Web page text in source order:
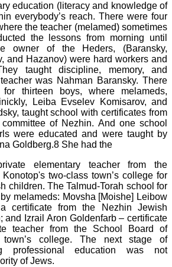
education (literacy and knowledge of
everybody’s reach. There were four
the teacher (melamed) sometimes
the lessons from morning until
owner of the Heders, (Baransky,
and Hazanov) were hard workers and
taught discipline, memory, and
was Nahman Baransky. There
thirteen boys, where melameds,
Leiba Evselev Komisarov, and
taught school with certificates from
of Nezhin. And one school
were educated and were taught by
Goldberg.8 She had the
elementary teacher from the
two-class town’s college for
children. The Talmud-Torah school for
melameds: Movsha [Moishe] Leibow
certificate from the Nezhin Jewish
and Izrail Aron Goldenfarb – certificate
teacher from the School Board of
town’s college. The next stage of
professional education was not
of Jews.